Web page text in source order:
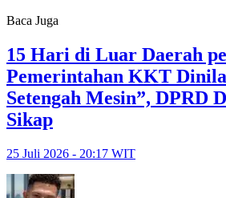
Baca Juga
15 Hari di Luar Daerah
Pemerintahan KKT
Setengah Mesin”, DPRD
Sikap
25 Juli 2026 - 20:17 WIT